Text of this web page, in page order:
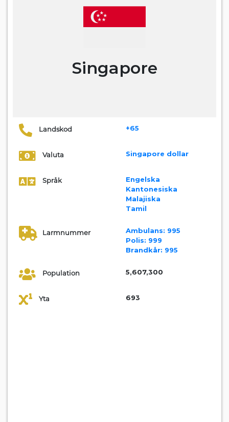
Singapore
Landskod +65
Valuta Singapore dollar
Språk
Engelska
Kantonesiska
Malajiska
Tamil
Larmnummer Ambulans: 995
Polis: 999
Brandkår: 995
Population 5,607,300
Yta 693